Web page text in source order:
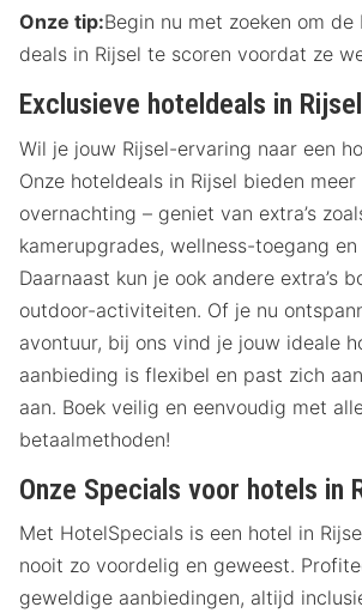
Onze tip:Begin nu met zoeken om
deals in Rijsel te scoren voordat ze
Exclusieve hoteldeals in Rijsel
Wil je jouw Rijsel-ervaring naar een
Onze hoteldeals in Rijsel bieden
overnachting – geniet van extra’s
kamerupgrades, wellness-toegang
Daarnaast kun je ook andere extra’s
outdoor-activiteiten. Of je nu
avontuur, bij ons vind je jouw ideale
aanbieding is flexibel en past zich
aan. Boek veilig en eenvoudig met
betaalmethoden!
Onze Specials voor hotels in
Met HotelSpecials is een hotel in
nooit zo voordelig en geweest.
geweldige aanbiedingen, altijd